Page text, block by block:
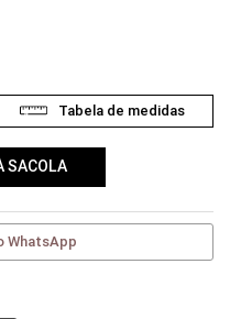
SACOLA
WhatsApp